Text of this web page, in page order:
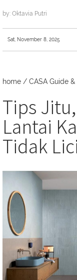
by: Oktavia Putri
Sat, November 8, 2025
home / CASA Guide
Tips
Lantai
Tidak